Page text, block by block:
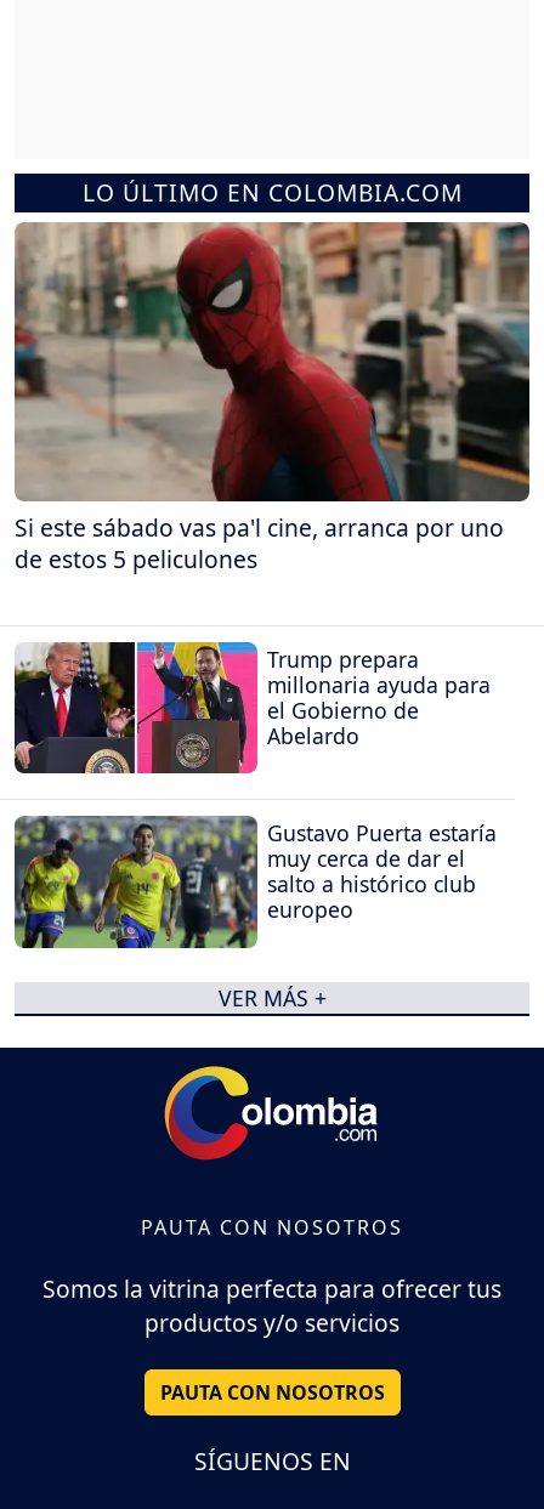
LO ÚLTIMO EN COLOMBIA.COM
Si este sábado vas pa'l cine, arranca por uno
de estos 5 peliculones
Trump prepara
millonaria ayuda para
el Gobierno de
Abelardo
Gustavo Puerta estaría
muy cerca de dar el
salto a histórico club
europeo
VER MÁS +
PAUTA CON NOSOTROS
Somos la vitrina perfecta para ofrecer tus
productos y/o servicios
PAUTA CON NOSOTROS
SÍGUENOS EN